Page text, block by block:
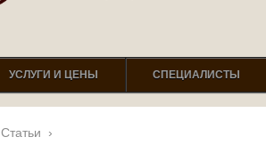
УСЛУГИ И ЦЕНЫ СПЕЦИАЛИСТЫ
Статьи ›